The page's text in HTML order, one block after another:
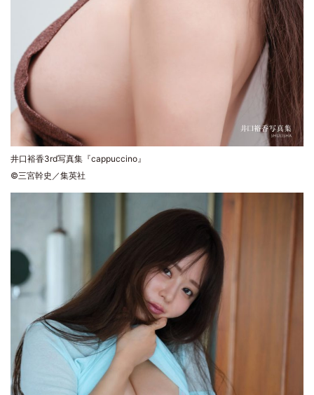
井口裕香3rd写真集『cappuccino』
©三宮幹史／集英社